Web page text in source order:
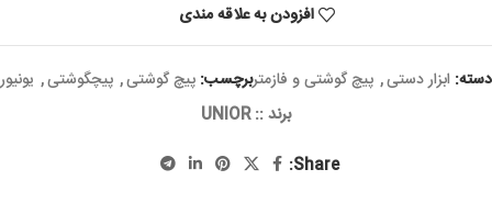
افزودن به علاقه مندی
دسته: ابزار دستی, پیچ گوشتی و فازمتربرچسب: پیچ گوشتی, پیچگوشتی, یونیور
برند ::UNIOR
Share: